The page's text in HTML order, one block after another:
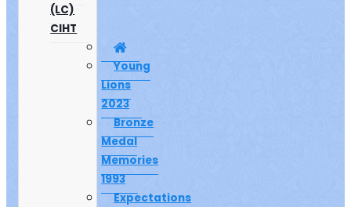
(LC)
CIHT
Young
Lions
2023
Bronze
Medal
Memories
1993
Expectations